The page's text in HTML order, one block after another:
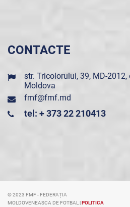
CONTACTE
str. Tricolorului, 39, MD-
Moldova
fmf@fmf.md
tel: + 373 22 210413
© 2023 FMF - FEDERAȚIA
MOLDOVENEASCA DE FOTBAL |POLITICA